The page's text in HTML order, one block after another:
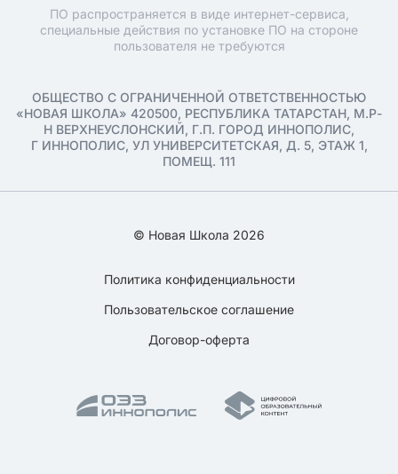
ПО распространяется в виде интернет-сервиса,
специальные действия по установке ПО на стороне
пользователя не требуются
ОБЩЕСТВО С ОГРАНИЧЕННОЙ ОТВЕТСТВЕННОСТЬЮ
«НОВАЯ ШКОЛА» 420500, РЕСПУБЛИКА ТАТАРСТАН, М.Р-
Н ВЕРХНЕУСЛОНСКИЙ, Г.П. ГОРОД ИННОПОЛИС,
Г ИННОПОЛИС, УЛ УНИВЕРСИТЕТСКАЯ, Д. 5, ЭТАЖ 1,
ПОМЕЩ. 111
© Новая Школа 2026
Политика конфиденциальности
Пользовательское соглашение
Договор-оферта